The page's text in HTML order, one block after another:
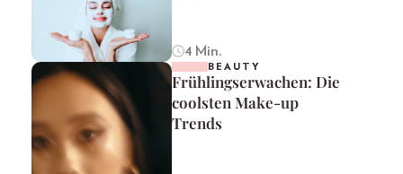
4 Min.
BEAUTY
Frühlingserwachen: Die
coolsten Make-up
Trends